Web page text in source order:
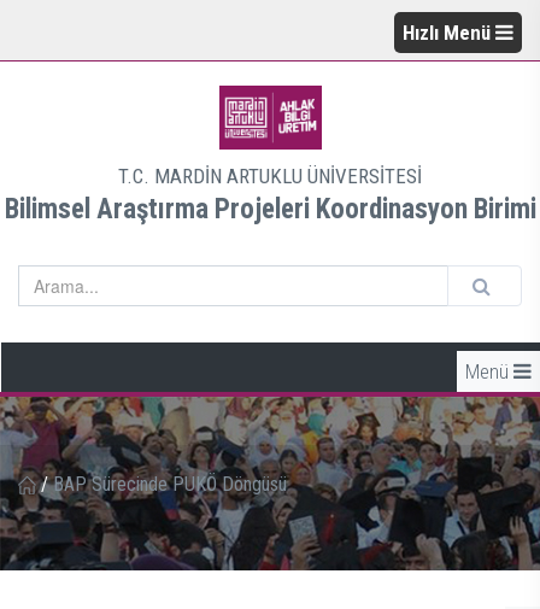
Hızlı Menü
T.C. MARDİN ARTUKLU ÜNİVERSİTESİ
Bilimsel Araştırma Projeleri Koordinasyon Birimi
Menü
/ BAP Sürecinde PUKÖ Döngüsü